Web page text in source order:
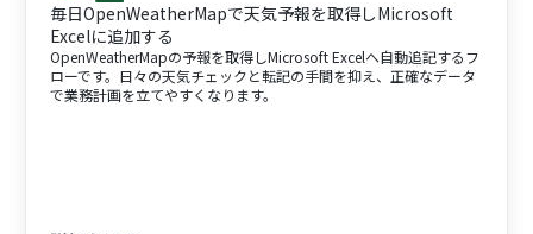
毎日OpenWeatherMapで天気予報を取得しMicrosoft
Excelに追加する
OpenWeatherMapの予報を取得しMicrosoft Excelへ自動追記するフ
ローです。日々の天気チェックと転記の手間を抑え、正確なデータ
で業務計画を立てやすくなります。